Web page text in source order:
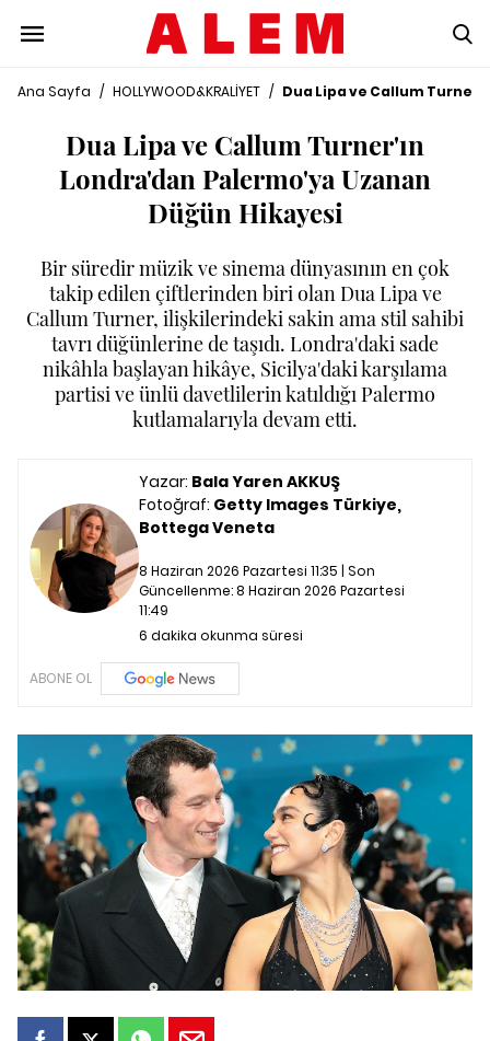
Ana Sayfa / HOLLYWOOD&KRALİYET / Dua Lipa ve Callum
Dua Lipa ve Callum Turner'ın
Londra'dan Palermo'ya Uzanan
Düğün Hikayesi
Bir süredir müzik ve sinema dünyasının en çok
takip edilen çiftlerinden biri olan Dua Lipa ve
Callum Turner, ilişkilerindeki sakin ama stil sahibi
tavrı düğünlerine de taşıdı. Londra'daki sade
nikâhla başlayan hikâye, Sicilya'daki karşılama
partisi ve ünlü davetlilerin katıldığı Palermo
kutlamalarıyla devam etti.
Yazar: Bala Yaren AKKUŞ
Fotoğraf: Getty Images Türkiye,
Bottega Veneta
8 Haziran 2026 Pazartesi 11:35 | Son
Güncellenme:8 Haziran 2026 Pazartesi
11:49
6 dakika okunma süresi
ABONE OL